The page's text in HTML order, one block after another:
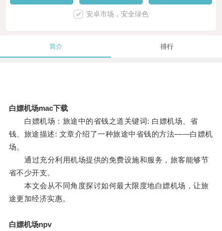
安卓市场，安全绿色
简介 排行
白嫖机场mac下载
白嫖机场：旅途中的省钱之道关键词: 白嫖机场、省
钱、旅途描述: 文章介绍了一种旅途中省钱的方法——白嫖机
场。
通过充分利用机场提供的免费设施和服务，旅客能够节
省不少开支。
本文会从不同角度探讨如何最大限度地白嫖机场，让旅
途更加经济实惠。
白嫖机场npv